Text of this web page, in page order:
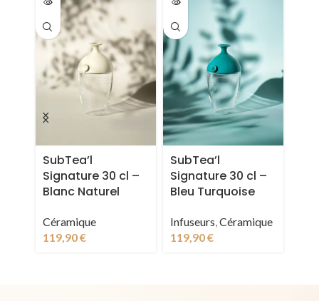
SubTea’l
Signature 30 cl –
Blanc Naturel
Céramique
119,90€
SubTea’l
Signature 30 cl –
Bleu Turquoise
Infuseurs,Céramique
119,90€